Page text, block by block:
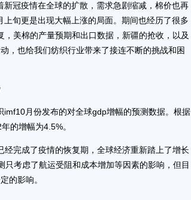
冠疫情在全球的扩散，需求急剧缩减，棉价也再
旬更是出现大幅上涨的局面。期间也经历了很多
美棉的产量预期和出口数据，新疆的抢收，以及
，也给我们纺织行业带来了接连不断的挑战和困
月份发布的对全球gdp增幅的预测数据。根据
的增幅为4.5%。
完成了疫情的恢复期，全球经济重新踏上了增长
考虑了航运受阻和成本增加等因素的影响，但目
的影响。